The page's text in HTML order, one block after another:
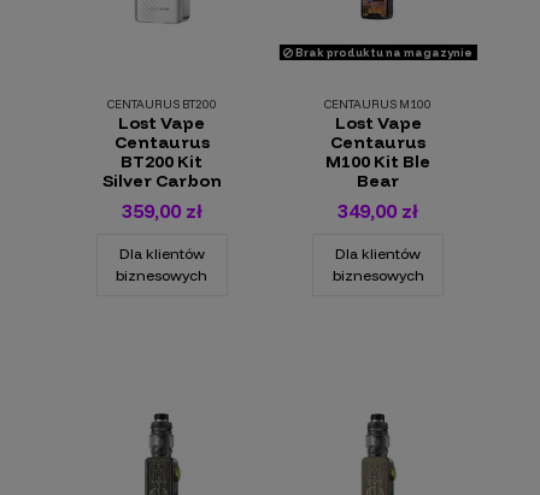
CENTAURUS BT200
Lost Vape
Centaurus
BT200 Kit
Silver Carbon
359,00 zł
Dla klientów
biznesowych
Brak produktu na magazynie
CENTAURUS M100
Lost Vape
Centaurus
M100 Kit Ble
Bear
349,00 zł
Dla klientów
biznesowych